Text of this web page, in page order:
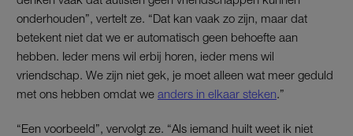
onderhouden”, vertelt ze. “Dat kan vaak zo zijn, maar dat
betekent niet dat we er automatisch geen behoefte aan
hebben. Ieder mens wil erbij horen, ieder mens wil
vriendschap. We zijn niet gek, je moet alleen wat meer geduld
met ons hebben omdat we anders in elkaar steken .”
“Een voorbeeld”, vervolgt ze. “Als iemand huilt weet ik niet